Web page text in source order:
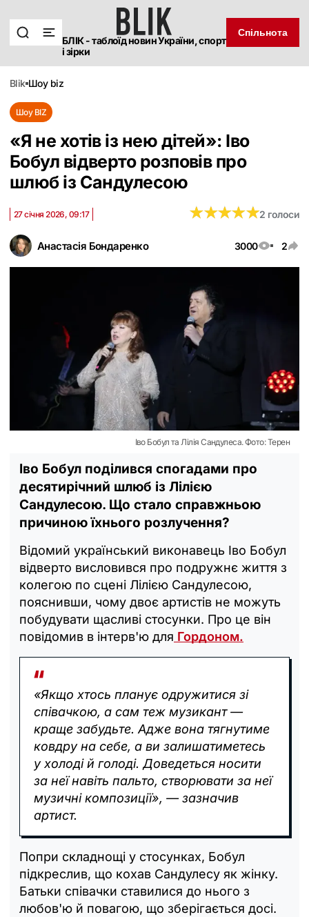
БЛІК - таблоїд новин України, спорт
і зірки
Спільнота
blik шоу biz
Шоу BIZ
«Я не хотів із нею дітей»: Іво
Бобул відверто розповів про
шлюб із Сандулесою
Анастасія Бондаренко 3000 2
27 січня 2026, 09:17 ★★★★★
★★★★★2 голоси
Іво Бобул та Лілія Сандулеса. Фото: Терен
Іво Бобул поділився спогадами про
десятирічний шлюб із Лілією
Сандулесою. Що стало справжньою
причиною їхнього розлучення?
Відомий український виконавець Іво Бобул
відверто висловився про подружнє життя з
колегою по сцені Лілією Сандулесою,
пояснивши, чому двоє артистів не можуть
побудувати щасливі стосунки. Про це він
повідомив в інтерв'ю для Гордоном.
«Якщо хтось планує одружитися зі
співачкою, а сам теж музикант —
краще забудьте. Адже вона тягнутиме
ковдру на себе, а ви залишатиметесь
у холоді й голоді. Доведеться носити
за неї навіть пальто, створювати за неї
музичні композиції», — зазначив
артист.
Попри складнощі у стосунках, Бобул
підкреслив, що кохав Сандулесу як жінку.
Батьки співачки ставилися до нього з
любов'ю й повагою, що зберігається досі.